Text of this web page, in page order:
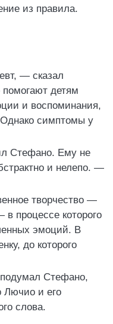
из правила.
— сказал
детям
и воспоминания,
симптомы у
Стефано. Ему не
и нелепо. —
творчество —
процессе которого
эмоций. В
до которого
Стефано,
Лючио и его
слова.